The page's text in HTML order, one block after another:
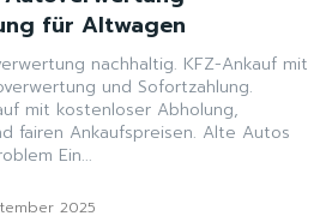
für Altwagen
nachhaltig. KFZ-Ankauf mit
und Sofortzahlung.
mit kostenloser Abholung,
fairen Ankaufspreisen. Alte Autos
Ein...
2025